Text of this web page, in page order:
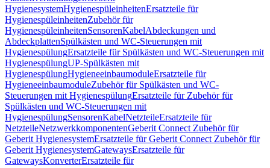
HygienesystemHygienespüleinheitenErsatzteile für
HygienespüleinheitenZubehör für
HygienespüleinheitenSensorenKabelAbdeckungen und
AbdeckplattenSpülkästen und WC-Steuerungen mit
HygienespülungErsatzteile für Spülkästen und WC-Steuerungen mit
HygienespülungUP-Spülkästen mit
HygienespülungHygieneeinbaumoduleErsatzteile für
HygieneeinbaumoduleZubehör für Spülkästen und WC-
Steuerungen mit HygienespülungErsatzteile für Zubehör für
Spülkästen und WC-Steuerungen mit
HygienespülungSensorenKabelNetzteileErsatzteile für
NetzteileNetzwerkkomponentenGeberit Connect Zubehör für
Geberit HygienesystemErsatzteile für Geberit Connect Zubehör für
Geberit HygienesystemGatewaysErsatzteile für
GatewaysKonverterErsatzteile für